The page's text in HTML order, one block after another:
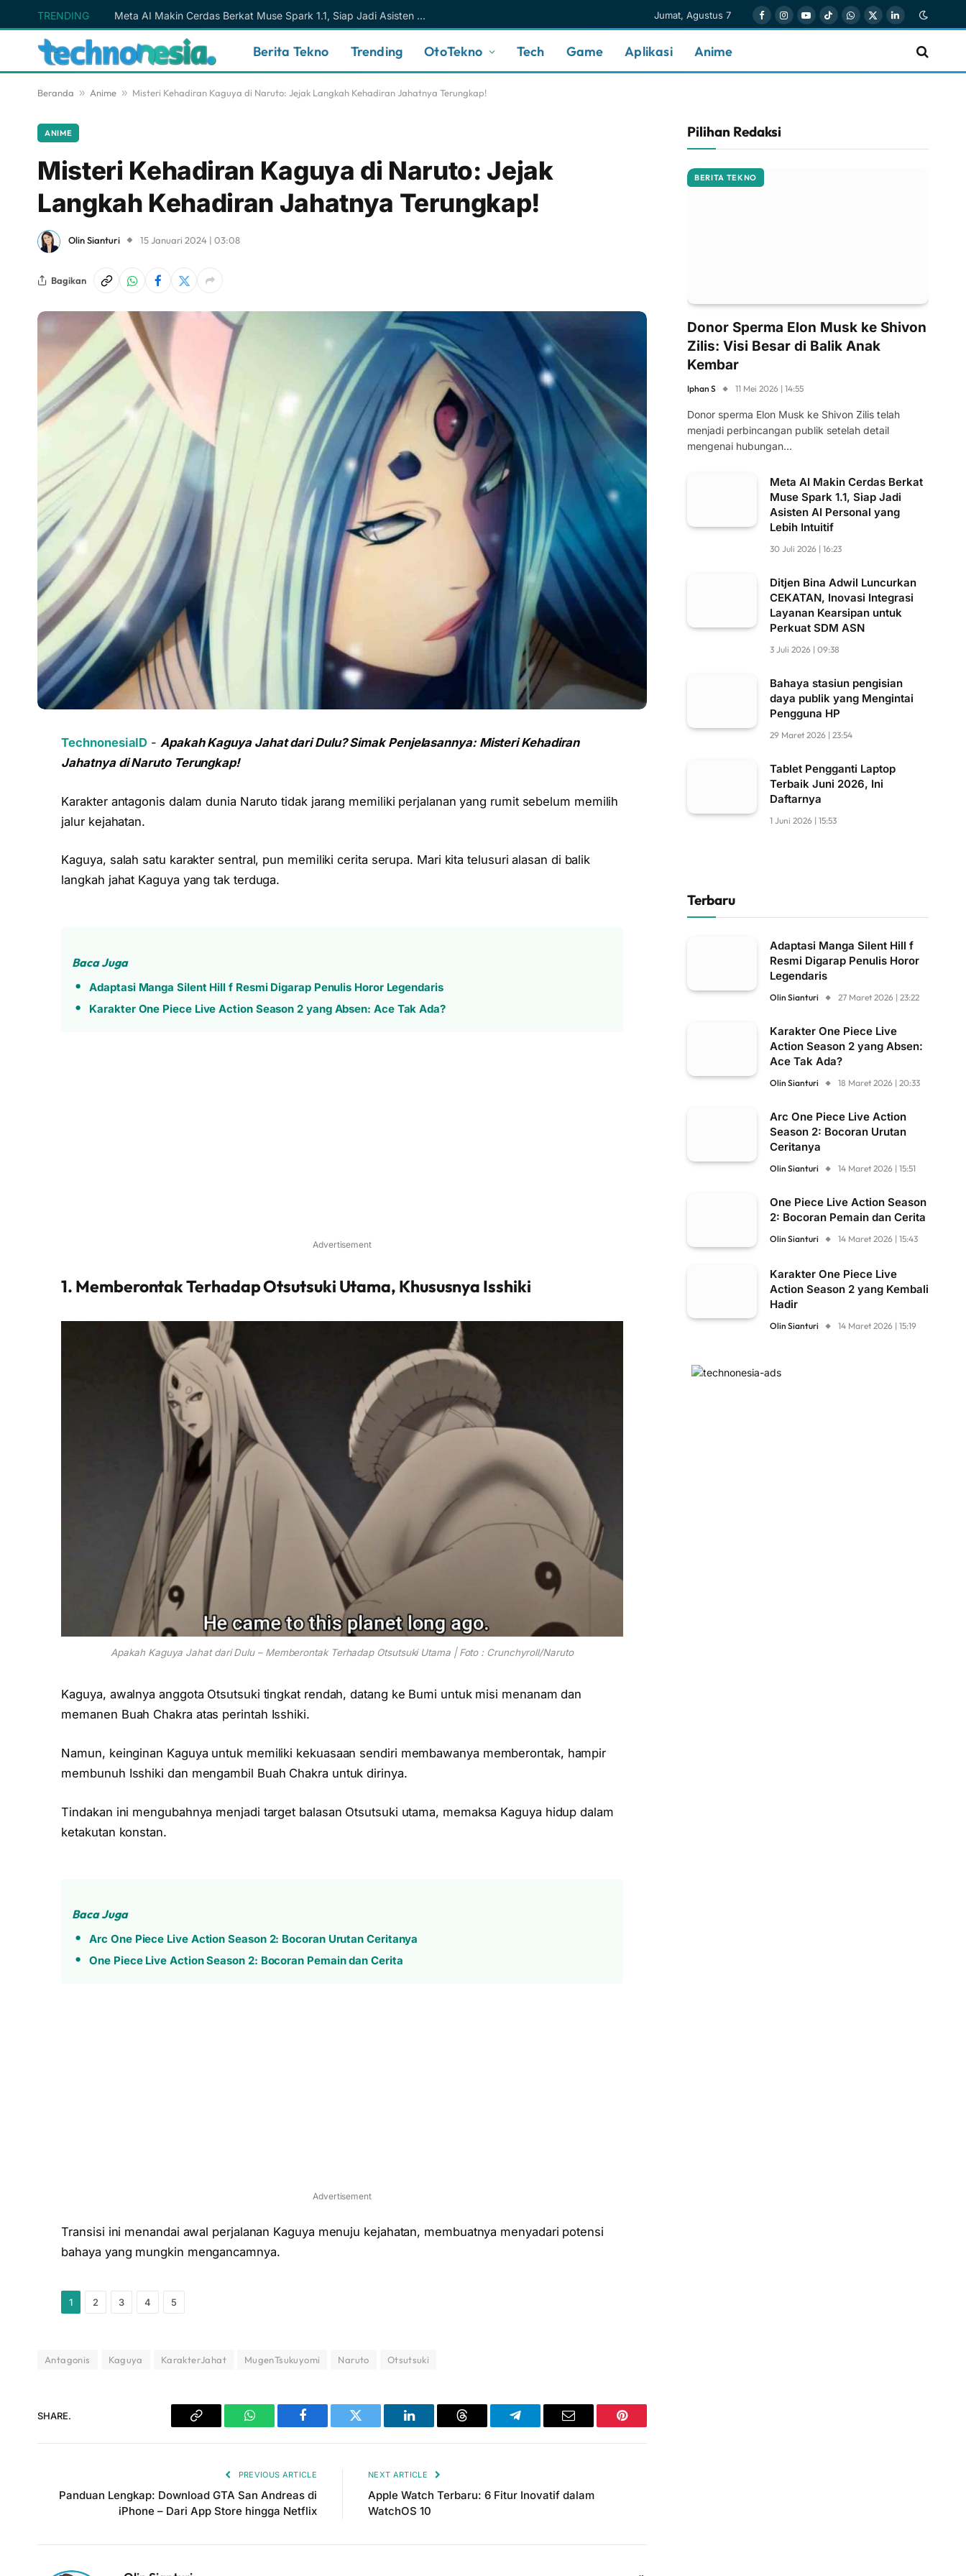
TRENDING Meta AI Makin Cerdas Berkat Muse Spark 1.1, Siap Jadi Asisten AI Personal yang Lebih Intuitif Jumat, Agustus 7
FacebookInstagram
YouTube
TikTokWhatsApp
X
LinkedIn
Berita Tekno Trending OtoTekno Tech Game Aplikasi Anime
Beranda » Anime » Misteri Kehadiran Kaguya di Naruto: Jejak Langkah Kehadiran Jahatnya Terungkap!
ANIME
Misteri Kehadiran Kaguya di Naruto: Jejak
Langkah Kehadiran Jahatnya Terungkap!
Olin Sianturi 15 Januari 2024 | 03:08
Bagikan
TechnonesiaID -Apakah Kaguya Jahat dari Dulu? Simak Penjelasannya: Misteri Kehadiran
Jahatnya di Naruto Terungkap!
Karakter antagonis dalam dunia Naruto tidak jarang memiliki perjalanan yang rumit sebelum memilih
jalur kejahatan.
Kaguya, salah satu karakter sentral, pun memiliki cerita serupa. Mari kita telusuri alasan di balik
langkah jahat Kaguya yang tak terduga.
Baca Juga
Adaptasi Manga Silent Hill f Resmi Digarap Penulis Horor Legendaris
Karakter One Piece Live Action Season 2 yang Absen: Ace Tak Ada?
Advertisement
1. Memberontak Terhadap Otsutsuki Utama, Khususnya Isshiki
Apakah Kaguya Jahat dari Dulu – Memberontak Terhadap Otsutsuki Utama | Foto : Crunchyroll/Naruto
Kaguya, awalnya anggota Otsutsuki tingkat rendah, datang ke Bumi untuk misi menanam dan
memanen Buah Chakra atas perintah Isshiki.
Namun, keinginan Kaguya untuk memiliki kekuasaan sendiri membawanya memberontak, hampir
membunuh Isshiki dan mengambil Buah Chakra untuk dirinya.
Tindakan ini mengubahnya menjadi target balasan Otsutsuki utama, memaksa Kaguya hidup dalam
ketakutan konstan.
Baca Juga
Arc One Piece Live Action Season 2: Bocoran Urutan Ceritanya
One Piece Live Action Season 2: Bocoran Pemain dan Cerita
Advertisement
Transisi ini menandai awal perjalanan Kaguya menuju kejahatan, membuatnya menyadari potensi
bahaya yang mungkin mengancamnya.
1 2 3 4 5
Antagonis Kaguya KarakterJahat MugenTsukuyomi Naruto Otsutsuki
SHARE.
Copy
WhatsAppFacebook Twitter LinkedIn Threads Telegram Email Pinterest
PREVIOUS ARTICLE
Panduan Lengkap: Download GTA San Andreas di
iPhone – Dari App Store hingga Netflix
NEXT ARTICLE
Apple Watch Terbaru: 6 Fitur Inovatif dalam
WatchOS 10
Pilihan Redaksi
BERITA TEKNO
Donor Sperma Elon Musk ke Shivon
Zilis: Visi Besar di Balik Anak
Kembar
Iphan S 11 Mei 2026 | 14:55
Donor sperma Elon Musk ke Shivon Zilis telah
menjadi perbincangan publik setelah detail
mengenai hubungan…
Meta AI Makin Cerdas Berkat
Muse Spark 1.1, Siap Jadi
Asisten AI Personal yang
Lebih Intuitif
30 Juli 2026 | 16:23
Ditjen Bina Adwil Luncurkan
CEKATAN, Inovasi Integrasi
Layanan Kearsipan untuk
Perkuat SDM ASN
3 Juli 2026 | 09:38
Bahaya stasiun pengisian
daya publik yang Mengintai
Pengguna HP
29 Maret 2026 | 23:54
Tablet Pengganti Laptop
Terbaik Juni 2026, Ini
Daftarnya
1 Juni 2026 | 15:53
Terbaru
Adaptasi Manga Silent Hill f
Resmi Digarap Penulis Horor
Legendaris
Olin Sianturi 27 Maret 2026 | 23:22
Karakter One Piece Live
Action Season 2 yang Absen:
Ace Tak Ada?
Olin Sianturi 18 Maret 2026 | 20:33
Arc One Piece Live Action
Season 2: Bocoran Urutan
Ceritanya
Olin Sianturi 14 Maret 2026 | 15:51
One Piece Live Action Season
2: Bocoran Pemain dan Cerita
Olin Sianturi 14 Maret 2026 | 15:43
Karakter One Piece Live
Action Season 2 yang Kembali
Hadir
Olin Sianturi 14 Maret 2026 | 15:19